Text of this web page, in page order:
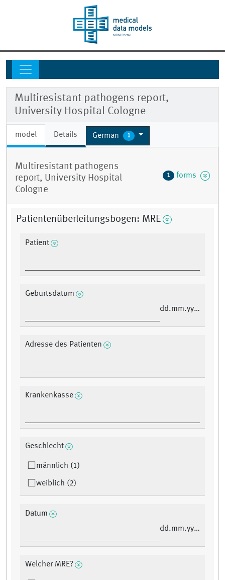
Multiresistant pathogens report,
University Hospital Cologne
model Details German 1
Multiresistant pathogens
report, University Hospital
Cologne
1 forms
Patientenüberleitungsbogen: MRE
Patient
Geburtsdatum
dd.mm.yyyy
Adresse des Patienten
Krankenkasse
Geschlecht
männlich (1)
weiblich (2)
Datum
dd.mm.yyyy
Welcher MRE?